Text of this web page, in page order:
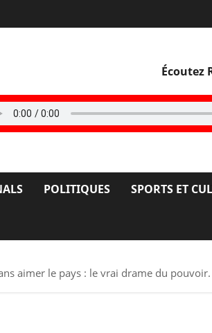
Écoutez
POLITIQUES SPORTS ET
aimer le pays : le vrai drame du pouvoir.